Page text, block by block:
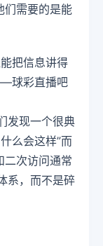
们需要的是能
把信息讲得
球彩直播吧
发现一个很典
么会这样”而
二次访问通常
系，而不是碎